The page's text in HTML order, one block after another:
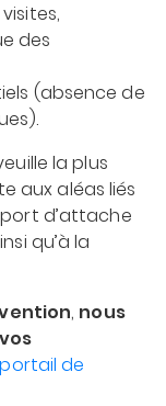
des
(absence de
la plus
aux aléas liés
d’attache
qu’à la
, nous
portail de